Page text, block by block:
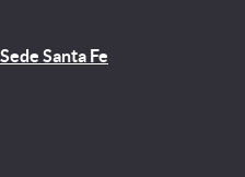
Sede Santa Fe